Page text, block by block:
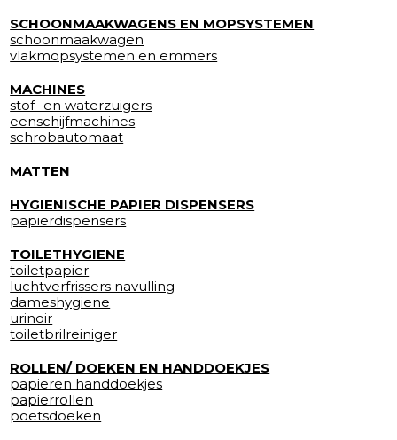
SCHOONMAAKWAGENS EN MOPSYSTEMEN
schoonmaakwagen
vlakmopsystemen en emmers
MACHINES
stof- en waterzuigers
eenschijfmachines
schrobautomaat
MATTEN
HYGIENISCHE PAPIER DISPENSERS
papierdispensers
TOILETHYGIENE
toiletpapier
luchtverfrissers navulling
dameshygiene
urinoir
toiletbrilreiniger
ROLLEN/ DOEKEN EN HANDDOEKJES
papieren handdoekjes
papierrollen
poetsdoeken